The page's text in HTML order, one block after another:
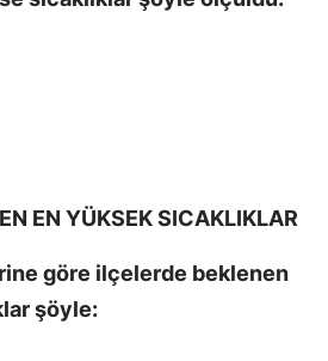
EN YÜKSEK SICAKLIKLAR
göre ilçelerde beklenen
şöyle: